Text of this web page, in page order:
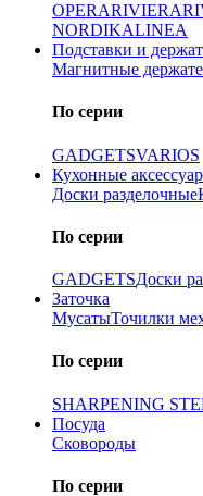
OPERARIVIERA
NORDIKALINEA
Подставки и
Магнитные
По серии
GADGETSVARIOS
Кухонные
Доски разделочные
По серии
GADGETSДоски
Заточка
МусатыТочилки
По серии
SHARPENING
Посуда
Сковороды
По серии